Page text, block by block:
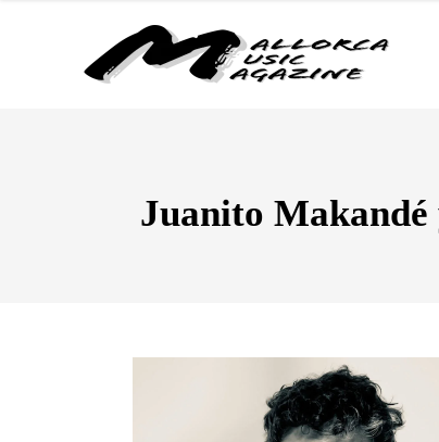
Juanito Makandé